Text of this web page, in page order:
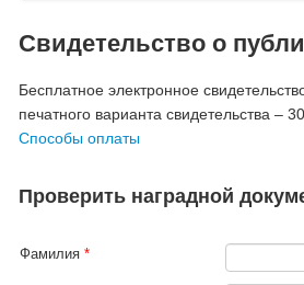
Свидетельство о
Бесплатное электронное
печатного варианта свидетельства –
Способы оплаты
Проверить наградной
Фамилия*